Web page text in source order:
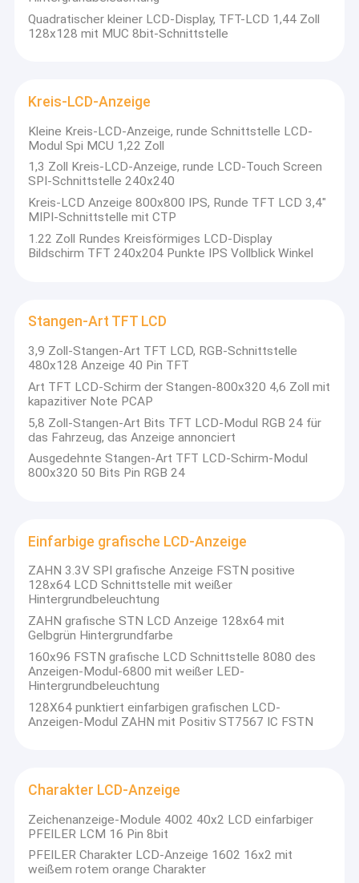
IPS TFT LCD
Quadrat LCD-Anzeige
Kreis-LCD-Anzeige
Stangen-Art TFT LCD
Charakter LCD-Anzeige
Segment LCD-Anzeige
Android-Monitor
Android-Touch-Bildschirm
TFT-Display mit hoher Helligkeit
Quadratischer kleiner LCD-Display, TFT-LCD 1,44 Zoll
128x128 mit MUC 8bit-Schnittstelle
Kreis-LCD-Anzeige
Kleine Kreis-LCD-Anzeige, runde Schnittstelle LCD-
Modul Spi MCU 1,22 Zoll
1,3 Zoll Kreis-LCD-Anzeige, runde LCD-Touch Screen
SPI-Schnittstelle 240x240
Kreis-LCD Anzeige 800x800 IPS, Runde TFT LCD 3,4"
MIPI-Schnittstelle mit CTP
1.22 Zoll Rundes Kreisförmiges LCD-Display
Bildschirm TFT 240x204 Punkte IPS Vollblick Winkel
Stangen-Art TFT LCD
3,9 Zoll-Stangen-Art TFT LCD, RGB-Schnittstelle
480x128 Anzeige 40 Pin TFT
Art TFT LCD-Schirm der Stangen-800x320 4,6 Zoll mit
kapazitiver Note PCAP
5,8 Zoll-Stangen-Art Bits TFT LCD-Modul RGB 24 für
das Fahrzeug, das Anzeige annonciert
Ausgedehnte Stangen-Art TFT LCD-Schirm-Modul
800x320 50 Bits Pin RGB 24
Einfarbige grafische LCD-Anzeige
ZAHN 3.3V SPI grafische Anzeige FSTN positive
128x64 LCD Schnittstelle mit weißer
Hintergrundbeleuchtung
ZAHN grafische STN LCD Anzeige 128x64 mit
Gelbgrün Hintergrundfarbe
160x96 FSTN grafische LCD Schnittstelle 8080 des
Anzeigen-Modul-6800 mit weißer LED-
Hintergrundbeleuchtung
128X64 punktiert einfarbigen grafischen LCD-
Anzeigen-Modul ZAHN mit Positiv ST7567 IC FSTN
Charakter LCD-Anzeige
Zeichenanzeige-Module 4002 40x2 LCD einfarbiger
PFEILER LCM 16 Pin 8bit
PFEILER Charakter LCD-Anzeige 1602 16x2 mit
weißem rotem orange Charakter